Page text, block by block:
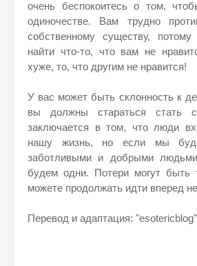
очень беспокоитесь о том,
одиночестве. Вам трудно
собственному существу,
найти что-то, что вам не
хуже, то, что другим не нравится!
У вас может быть склонность к
вы должны стараться стать
заключается в том, что люди
нашу жизнь, но если мы
заботливыми и добрыми
будем одни. Потери могут
можете продолжать идти вперед
Перевод и адаптация: "esotericblog"